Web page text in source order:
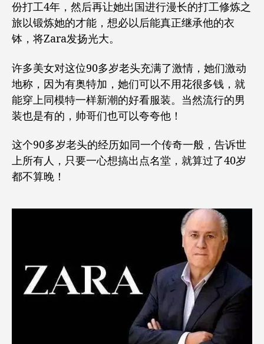
份打工4年，然后再让她出国进行漫长的打工修炼之
旅以锻炼她的才能，想必以后能真正继承他的衣
钵，将Zara发扬光大。
许多美女对这位90多岁老头充满了激情，她们激动
地称，因为有奥特加，她们可以不用花很多钱，就
能穿上同模特一样新潮的好看服装。当然流行的男
装也是有的，帅哥们也可以夸夸他！
这个90多岁老头的经历如同一个传奇一般，告诉世
上所有人，只要一心想搞出点名堂，就算过了40岁
都不算晚！